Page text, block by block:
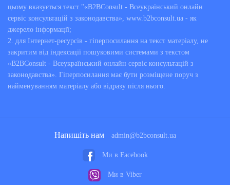
цьому вказується текст "«B2BConsult - Всеукраїнський онлайн
сервіс консультацій з законодавства», www.b2bconsult.ua - як
джерело інформації;
2. для Інтернет-ресурсів - гіперпосилання на текст матеріалу, не
закритим від індексації пошуковими системами з текстом
«B2BConsult - Всеукраїнський онлайн сервіс консультацій з
законодавства». Гіперпосилання має бути розміщене поруч з
найменуванням матеріалу або відразу після нього.
Напишіть нам admin@b2bconsult.ua
Ми в Facebook
Ми в Viber